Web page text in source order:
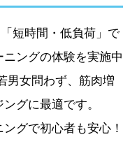
短時間・低負荷」で
ングの体験を実施中
男女問わず、筋肉増
グに最適です。
グで初心者も安心！